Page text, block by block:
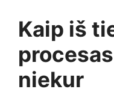
Kaip iš
niekur